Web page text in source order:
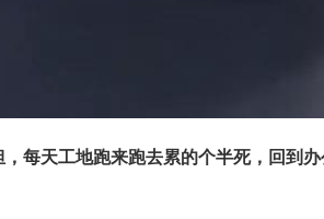
每天工地跑来跑去累的个半死，回到